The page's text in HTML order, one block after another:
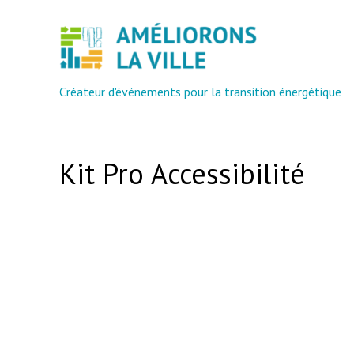
Créateur d'événements pour la transition énergétique
Kit Pro Accessibilité